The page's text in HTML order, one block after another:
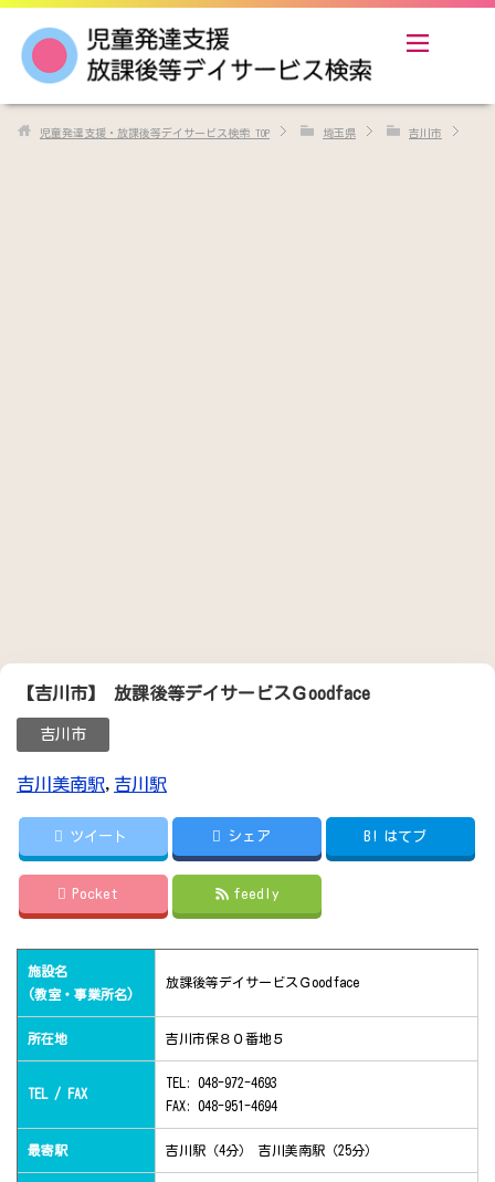
児童発達支援・放課後等デイサービス検索 TOP 埼玉県 吉川市
【吉川市】 放課後等デイサービスＧoodface
吉川市
吉川美南駅, 吉川駅
ツイート シェア B! はてブ
Pocket feedly
施設名
(教室・事業所名)
放課後等デイサービスＧoodface
所在地 吉川市保８０番地５
TEL / FAX
TEL: 048-972-4693
FAX: 048-951-4694
最寄駅 吉川駅（4分） 吉川美南駅（25分）